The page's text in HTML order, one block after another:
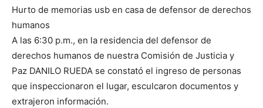
Hurto de memorias usb en casa de defensor de derechos
humanos
A las 6:30 p.m., en la residencia del defensor de
derechos humanos de nuestra Comisión de Justicia y
Paz DANILO RUEDA se constató el ingreso de personas
que inspeccionaron el lugar, esculcaron documentos y
extrajeron información.